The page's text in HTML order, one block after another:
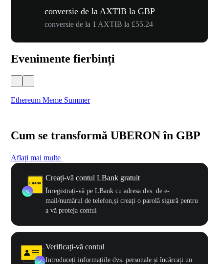
conversie de la AXTIB la GBP
conversie de la 1 AXTIB la £55.24
Evenimente fierbinți
Ethereum Meme Summer
Cum se transformă UBERON în GBP
Aflați mai multe
Creați-vă contul LBank gratuit
Înregistrați-vă pe LBank cu adresa dvs. de e-
mail/numărul de telefon,și creați o parolă sigură pentru
a vă proteja contul
Verificați-vă contul
Introduceți informațiile dvs. personale și încărcați un